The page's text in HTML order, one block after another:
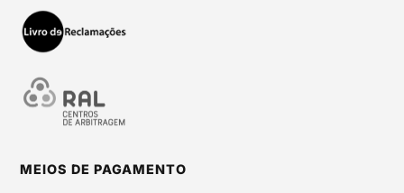
MEIOS DE PAGAMENTO